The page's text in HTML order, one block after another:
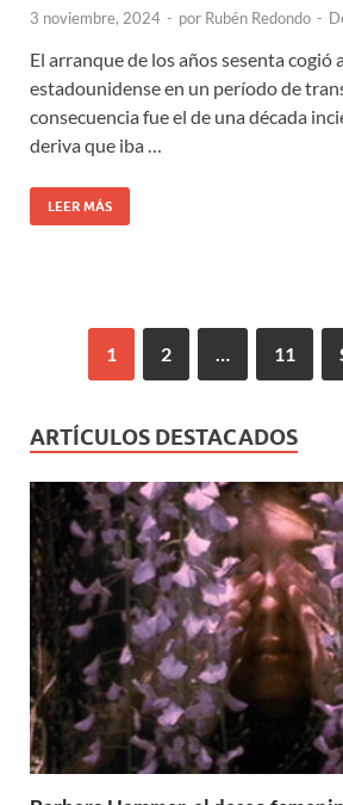
3 noviembre, 2024 - por Rubén Redondo -
El arranque de los años sesenta cogió
estadounidense en un período de
consecuencia fue el de una década
deriva que iba …
LEER MÁS
1 2 11
ARTÍCULOS DESTACADOS